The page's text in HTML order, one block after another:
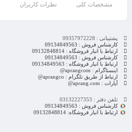
مشخصات کلی نظرات کاربران
پشتیبانی : 09357972228
کارشناس فروش : 09134849563
ارتباط با انبار فروشگاه : 09132848814
کارشناس فروش : 09134849563
ارتباط با انبار فروشگاه : 09134849563
اینستاگرام : aprangcom@
ارتباط از طریق تلگرام : aprangco@
آپارات : aprang.com@
تلفن دفتر : 03132227353
کارشناس فروش : 09134849563
ارتباط با انبار فروشگاه: 09132848814